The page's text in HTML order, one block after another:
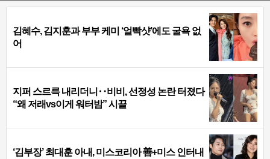
김혜수, 김지훈과 부부 케미 ‘얼빡샷’에도 굴욕 없
어
지퍼 스르륵 내리더니‥비비, 선정성 논란 터졌다
“왜 저래vs이게 워터밤” 시끌
‘김부장’ 최대훈 아내, 미스코리아 善+미스 인터내